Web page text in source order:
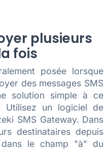
plusieurs
fois
posée lorsque
des messages SMS
solution simple à ce
Utilisez un logiciel de
SMS Gateway. Dans
destinataires depuis
le champ "à" du